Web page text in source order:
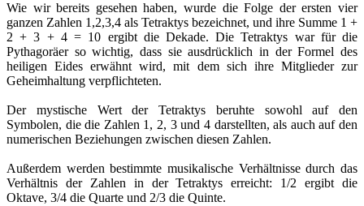
Wie wir bereits gesehen haben, wurde die Folge der ersten vier
ganzen Zahlen 1,2,3,4 als Tetraktys bezeichnet, und ihre Summe 1 +
2 + 3 + 4 = 10 ergibt die Dekade. Die Tetraktys war für die
Pythagoräer so wichtig, dass sie ausdrücklich in der Formel des
heiligen Eides erwähnt wird, mit dem sich ihre Mitglieder zur
Geheimhaltung verpflichteten.
Der mystische Wert der Tetraktys beruhte sowohl auf den
Symbolen, die die Zahlen 1, 2, 3 und 4 darstellten, als auch auf den
numerischen Beziehungen zwischen diesen Zahlen.
Außerdem werden bestimmte musikalische Verhältnisse durch das
Verhältnis der Zahlen in der Tetraktys erreicht: 1/2 ergibt die
Oktave, 3/4 die Quarte und 2/3 die Quinte.